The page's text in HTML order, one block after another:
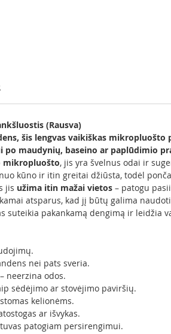
(Rausva)
šis lengvas vaikiškas
maudynių, baseino ar paplūdimio
mikropluošto, jis yra švelnus odai ir
kūno ir itin greitai džiūsta, todėl
jis užima itin mažai vietos – patogu
atsparus, kad jį būtų galima
suteikia pakankamą dengimą ir leidžia
nei pats sveria.
neerzina odos.
sėdėjimo ar stovėjimo paviršių.
kelionėms.
ar išvykas.
patogiam persirengimui.